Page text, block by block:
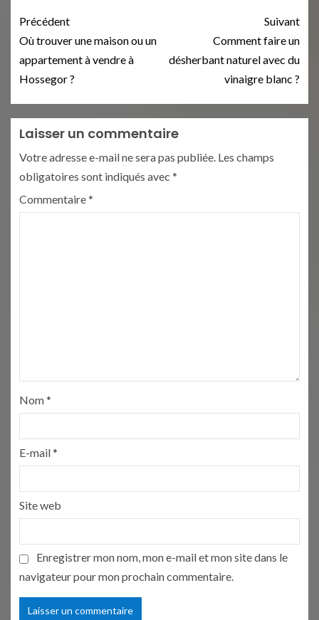
Précédent
Où trouver une maison ou un
appartement à vendre à
Hossegor ?
Suivant
Comment faire un
désherbant naturel avec du
vinaigre blanc ?
Laisser un commentaire
Votre adresse e-mail ne sera pas publiée. Les champs
obligatoires sont indiqués avec *
Commentaire*
Nom*
E-mail*
Site web
Enregistrer mon nom, mon e-mail et mon site dans le
navigateur pour mon prochain commentaire.